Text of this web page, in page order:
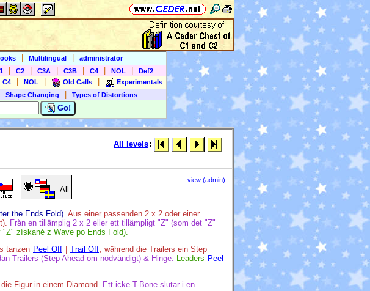
Multilingual
administrator
C2 C3A C3B C4 NOL
Def2
C4 NOL Old Calls
Experimentals
Shape Changing
Types of Distortions
Go!
All levels:
All
view (admin)
the Ends Fold). Aus einer passenden 2 x 2 oder einer
Från en tillämplig 2 x 2 eller ett tillämpligt "Z" (som det "Z"
získané z Wave po Ends Fold).
tanzen Peel Off Trail Off , während die Trailers ein Step
Trailers (Step Ahead om nödvändigt) & Hinge. Leaders Peel
Figur in einem Diamond. Ett icke-T-Bone slutar i en